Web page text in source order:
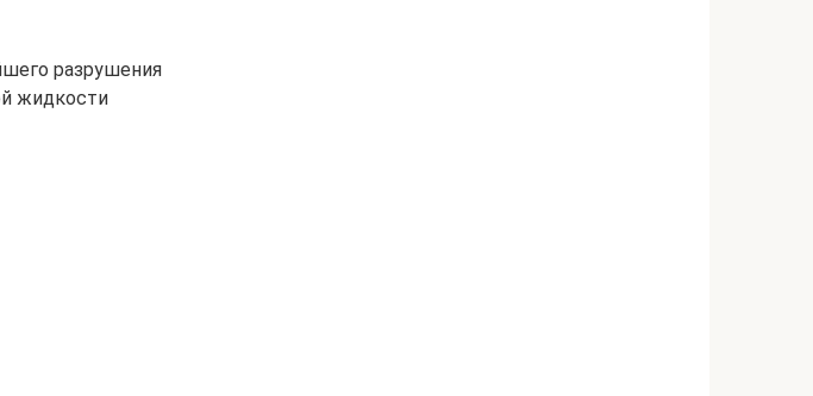
разрушения
жидкости